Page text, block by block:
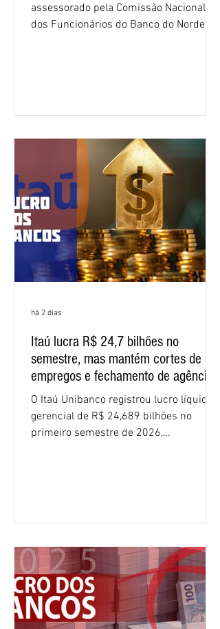
assessorado pela Comissão Nacional
dos Funcionários do Banco do Nordeste
negociação encerrou a discussão das
cláusulas econômicas e sindicais da
minuta, e a representação dos
funcionários cobrou que o banco
apresente uma proposta c
Itaú lucra R$ 24,7 bilhões no
semestre, mas mantém cortes de
empregos e fechamento de agências
O Itaú Unibanco registrou lucro líquido
gerencial de R$ 24,689 bilhões no
primeiro semestre de 2026,
patrimônio líquido médio anualizado
(ROE), no Brasil, chegou a 26% no
semestre, avanço de 2,1 pontos
percentuais em 12 meses. Apesar dos
resultados expressivos, o banco conti
há 2 dias